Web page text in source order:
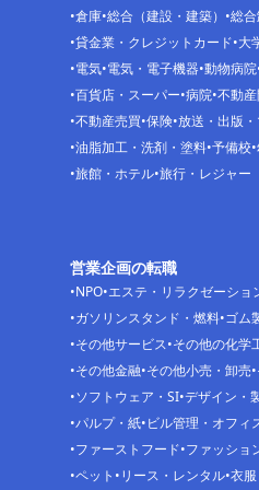
倉庫 総合（建設・建築）
総
貸金業・クレジットカード 大
電気 電気・電子機器 動物病院
百貨店・スーパー 病院 不動
不動産売買 保険 放送・出版・
油脂加工・洗剤・塗料 予備校
旅館・ホテル 旅行・レジャー
営業企画の転職
NPO エステ・リラクゼーショ
ガソリンスタンド・燃料 ゴム
その他サービス その他の化学
その他金融 その他小売・卸売
ソフトウェア・SI デザイン・
パルプ・紙 ビル管理・オフィ
ファーストフード ファッショ
ペット リース・レンタル 衣